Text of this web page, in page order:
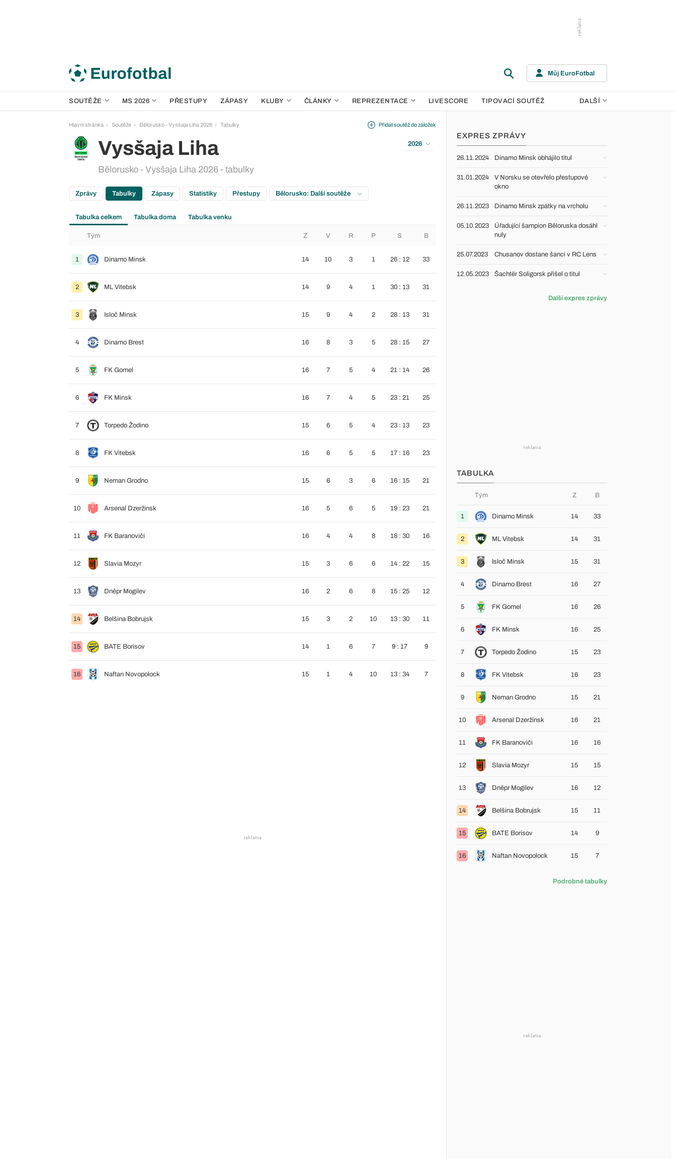
Můj EuroFotbal
SOUTĚŽE MS 2026 PŘESTUPY ZÁPASY KLUBY ČLÁNKY REPREZENTACE LIVESCORE TIPOVACÍ SOUTĚŽ DALŠÍ
Hlavní stránka Soutěže Bělorusko - Vysšaja Liha 2026 Tabulky
Vysšaja Liha
Bělorusko - Vysšaja Liha 2026 - tabulky
Přidat soutěž do záložek
2026
Zprávy Tabulky Zápasy Statistiky Přestupy Bělorusko: Další soutěže
Tabulka celkem Tabulka doma Tabulka venku
Tým Z V R P S B
1 Dinamo Minsk 14 10 3 1 26 : 12 33
2 ML Vitebsk 14 9 4 1 30 : 13 31
3 Isloč Minsk 15 9 4 2 28 : 13 31
4 Dinamo Brest 16 8 3 5 28 : 15 27
5 FK Gomel 16 7 5 4 21 : 14 26
6 FK Minsk 16 7 4 5 23 : 21 25
7 Torpedo Žodino 15 6 5 4 23 : 13 23
8 FK Vitebsk 16 6 5 5 17 : 16 23
9 Neman Grodno 15 6 3 6 16 : 15 21
10 Arsenal Dzeržinsk 16 5 6 5 19 : 23 21
11 FK Baranoviči 16 4 4 8 18 : 30 16
12 Slavia Mozyr 15 3 6 6 14 : 22 15
13 Dněpr Mogilev 16 2 6 8 15 : 25 12
14 Belšina Bobrujsk 15 3 2 10 13 : 30 11
15 BATE Borisov 14 1 6 7 9 : 17 9
16 Naftan Novopolock 15 1 4 10 13 : 34 7
EXPRES ZPRÁVY
26.11.2024 Dinamo Minsk obhájilo titul
31.01.2024
V Norsku se otevřelo přestupové
okno
26.11.2023 Dinamo Minsk zpátky na vrcholu
05.10.2023
Úřadující šampion Běloruska dosáhl
nuly
25.07.2023 Chusanov dostane šanci v RC Lens
12.05.2023 Šachtër Soligorsk přišel o titul
Další expres zprávy
TABULKA
Tým Z B
1 Dinamo Minsk 14 33
2 ML Vitebsk 14 31
3 Isloč Minsk 15 31
4 Dinamo Brest 16 27
5 FK Gomel 16 26
6 FK Minsk 16 25
7 Torpedo Žodino 15 23
8 FK Vitebsk 16 23
9 Neman Grodno 15 21
10 Arsenal Dzeržinsk 16 21
11 FK Baranoviči 16 16
12 Slavia Mozyr 15 15
13 Dněpr Mogilev 16 12
14 Belšina Bobrujsk 15 11
15 BATE Borisov 14 9
16 Naftan Novopolock 15 7
Podrobné tabulky